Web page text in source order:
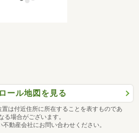
ール地図を見る
は付近住所に所在することを表すものであ
る場合がございます。
動産会社にお問い合わせください。